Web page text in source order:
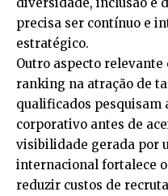
precisa ser contínuo e
estratégico.
Outro aspecto
ranking na atração de
qualificados pesquisam
corporativo antes de
visibilidade gerada por
internacional fortalece
reduzir custos de